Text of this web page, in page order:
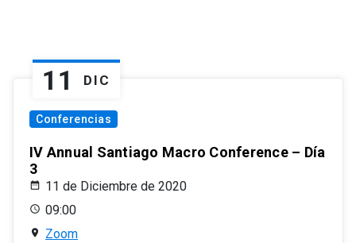
11 DIC
Conferencias
IV Annual Santiago Macro Conference – Día
3
11 de Diciembre de 2020
09:00
Zoom